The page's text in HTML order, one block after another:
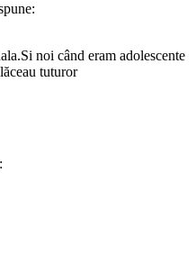
noi când eram adolescente
tuturor